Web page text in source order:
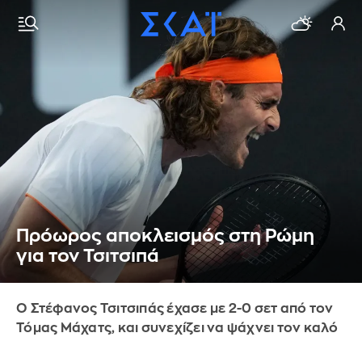
Πρόωρος αποκλεισμός στη Ρώμη
για τον Τσιτσιπά
Ο Στέφανος Τσιτσιπάς έχασε με 2-0 σετ από τον
Τόμας Μάχατς, και συνεχίζει να ψάχνει τον καλό